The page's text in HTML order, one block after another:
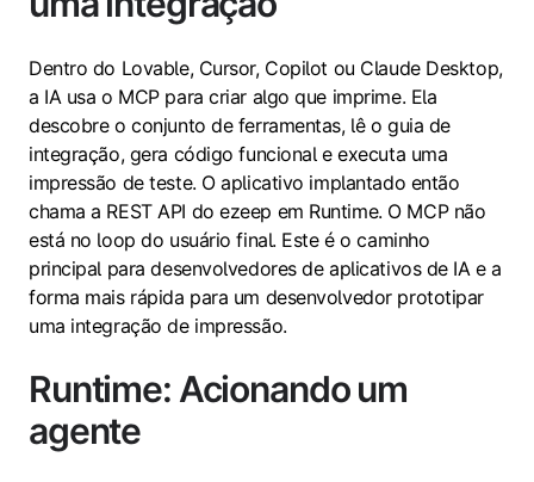
Dentro do Lovable, Cursor, Copilot ou Claude Desktop,
a IA usa o MCP para criar algo que imprime. Ela
descobre o conjunto de ferramentas, lê o guia de
integração, gera código funcional e executa uma
impressão de teste. O aplicativo implantado então
chama a REST API do ezeep em Runtime. O MCP não
está no loop do usuário final. Este é o caminho
principal para desenvolvedores de aplicativos de IA e a
forma mais rápida para um desenvolvedor prototipar
uma integração de impressão.
Runtime: Acionando um
agente